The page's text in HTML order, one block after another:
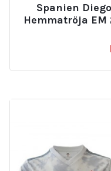
Spanien
Hemmatröja